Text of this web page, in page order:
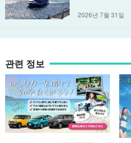
2026년 7월 31일
관련 정보